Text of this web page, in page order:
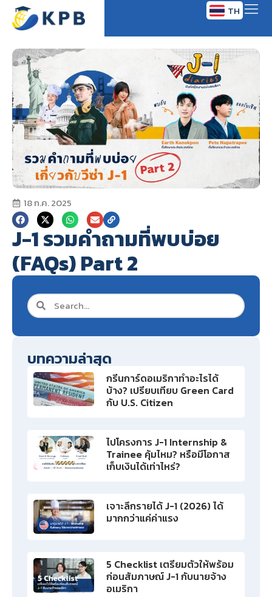
TH
EN
18 ก.ค. 2025
J-1 รวมคำถามที่พบบ่อย
(FAQs) Part 2
บทความล่าสุด
กรีนการ์ดอเมริกาทำอะไรได้
บ้าง? เปรียบเทียบ Green Card
กับ U.S. Citizen
ไปโครงการ J-1 Internship &
Trainee คุ้มไหม? หรือมีโอกาส
เก็บเงินได้เท่าไหร่?
เจาะลึกรายได้ J-1 (2026) ได้
มากกว่าแค่ค่าแรง
5 Checklist เตรียมตัวให้พร้อม
ก่อนสัมภาษณ์ J-1 กับนายจ้าง
อเมริกา